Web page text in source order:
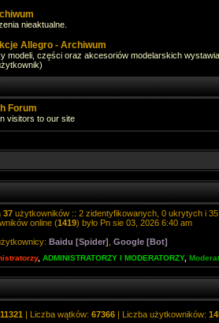
nieaktualne.
Allegro - Archiwum
modeli, części oraz akcesoriów modelarskich
Forum
visitors to our site
37 użytkowników :: 2 zidentyfikowanych, 0 ukrytych i
online (1419) było Pn sie 03, 2026 6:40 am
Baidu [Spider] Google [Bot]
, ADMINISTRATORZY I MODERATORZY,
| Liczba wątków: 67366 | Liczba użytkowników: